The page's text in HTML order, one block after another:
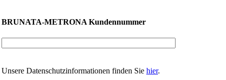
BRUNATA-METRONA Kundennummer
Unsere Datenschutzinformationen finden Sie hier.